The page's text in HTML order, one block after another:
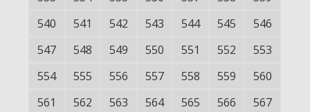
540
541 542 543 544 545
546
547
548 549 550 551 552
553
554
555 556 557 558 559
560
561
562 563 564 565 566
567